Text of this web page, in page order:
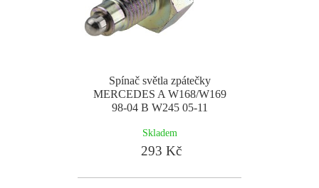
Spínač světla zpátečky
MERCEDES A W168/W169
98-04 B W245 05-11
Skladem
293 Kč